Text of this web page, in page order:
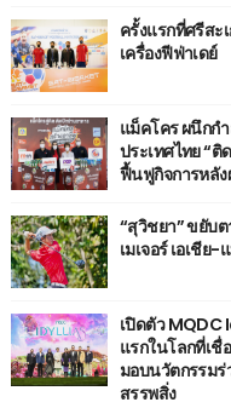
ครั้งแรกที่ศรีสะ
เครื่องฟีฟ่าเดย์
แม็คโคร ผนึกก
ประเทศไทย “
ฟื้นฟูกิจการหลั
“สุวิชยา” ขยับ
เมเจอร์ เอเชีย
เปิดตัว
แรกในโลกที่เชื่
มอบนวัตกรรม
สรรพสิ่ง